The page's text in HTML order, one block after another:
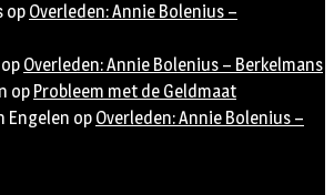
op Overleden: Annie Bolenius –
op Overleden: Annie Bolenius – Berkelmans
op Probleem met de Geldmaat
Engelen op Overleden: Annie Bolenius –